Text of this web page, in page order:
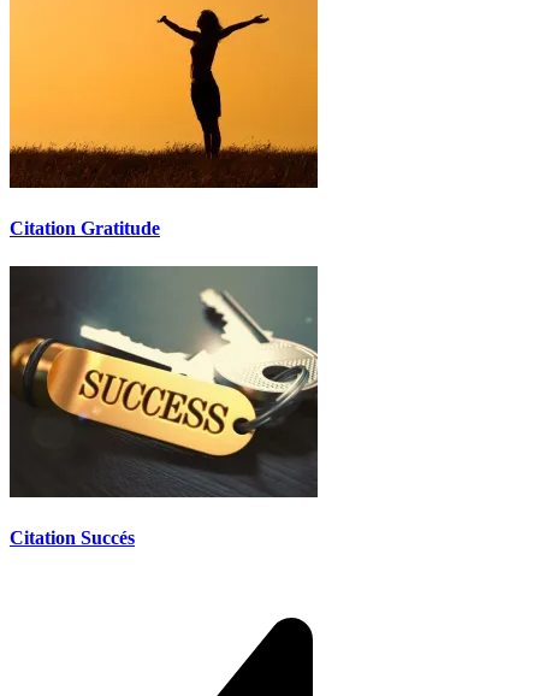
Citation Gratitude
Citation Succés